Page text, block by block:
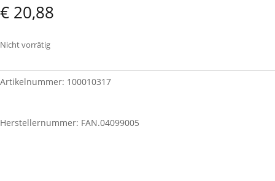
€ 20,88
Nicht vorrätig
Artikelnummer: 100010317
Herstellernummer: FAN.04099005